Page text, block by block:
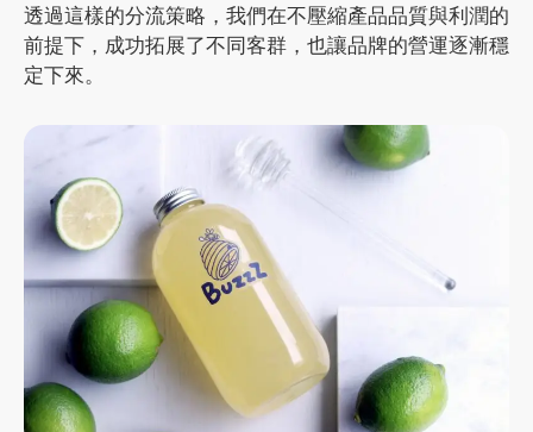
透過這樣的分流策略，我們在不壓縮產品品質與利潤的
前提下，成功拓展了不同客群，也讓品牌的營運逐漸穩
定下來。